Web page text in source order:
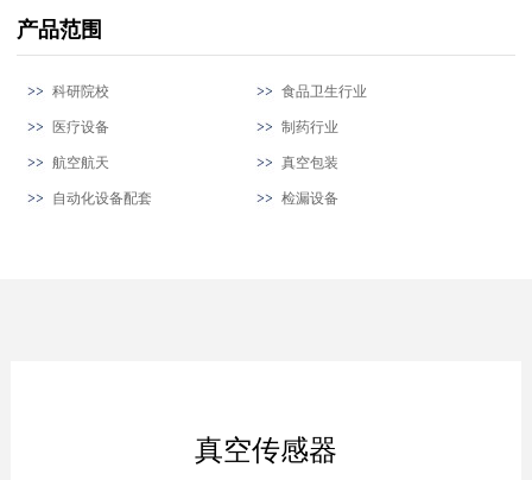
产品范围
科研院校 食品卫生行业
医疗设备 制药行业
航空航天 真空包装
自动化设备配套 检漏设备
真空传感器